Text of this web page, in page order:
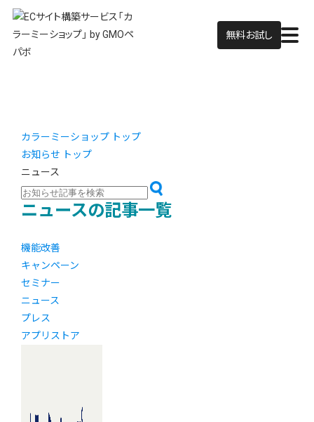
無料お試し
カラーミーショップ トップ
お知らせ トップ
ニュース
ニュースの記事一覧
機能改善
キャンペーン
セミナー
ニュース
プレス
アプリストア